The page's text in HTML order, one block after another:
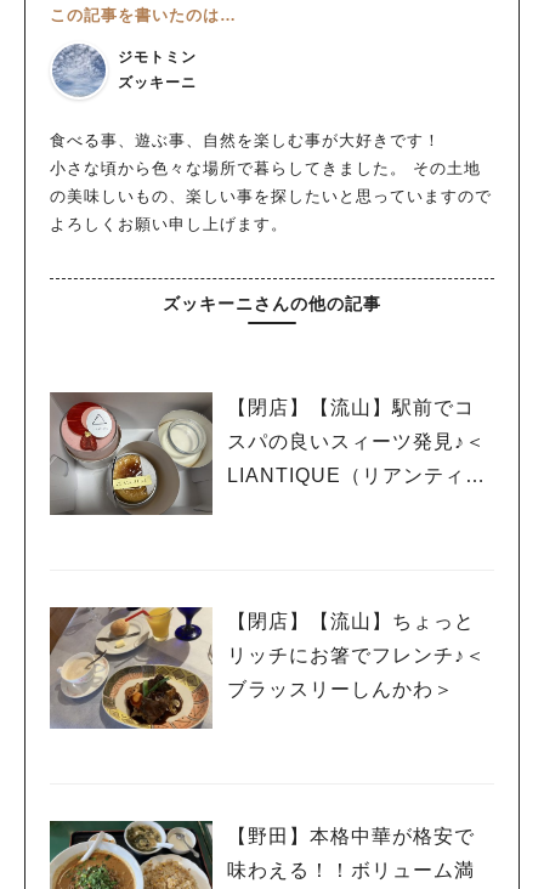
この記事を書いたのは…
ジモトミン
ズッキーニ
食べる事、遊ぶ事、自然を楽しむ事が大好きです！
小さな頃から色々な場所で暮らしてきました。 その土地
の美味しいもの、楽しい事を探したいと思っていますので
よろしくお願い申し上げます。
ズッキーニさんの他の記事
【閉店】【流山】駅前でコ
スパの良いスィーツ発見♪＜
LIANTIQUE（リアンティー
【閉店】【流山】ちょっと
リッチにお箸でフレンチ♪＜
ブラッスリーしんかわ＞
【野田】本格中華が格安で
味わえる！！ボリューム満